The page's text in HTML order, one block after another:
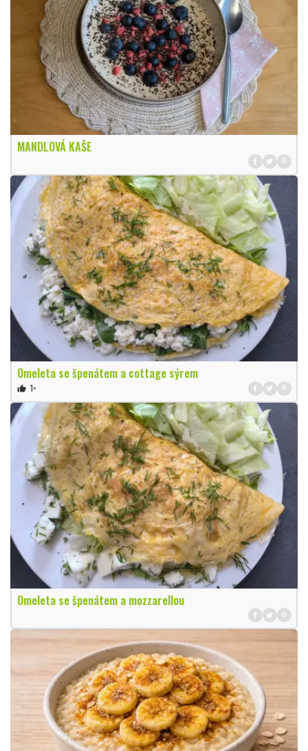
MANDLOVÁ KAŠE
Omeleta se špenátem a cottage sýrem
thumb_up 1×
Omeleta se špenátem a mozzarellou